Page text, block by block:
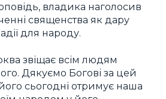
владика наголосив
священства як дару
для народу.
звіщає всім людям
Дякуємо Богові за цей
сьогодні отримує наша